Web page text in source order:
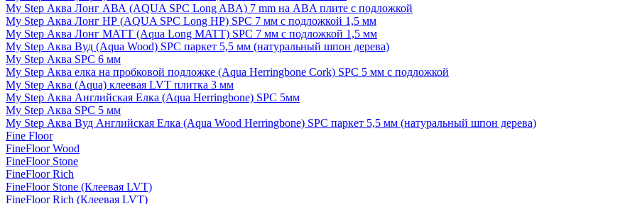
My Step Аква Лонг АВА (AQUA SPC Long ABA) 7 mm на ABA плите с подложкой
My Step Аква Лонг НР (AQUA SPC Long HP) SPC 7 мм с подложкой 1,5 мм
My Step Аква Лонг MATT (Aqua Long MATT) SPC 7 мм с подложкой 1,5 мм
My Step Аква Вуд (Aqua Wood) SPC паркет 5,5 мм (натуральный шпон дерева)
My Step Аква SPC 6 мм
My Step Аква елка на пробковой подложке (Aqua Herringbone Cork) SPC 5 мм с подложкой
My Step Аква (Aqua) клеевая LVT плитка 3 мм
My Step Аква Английская Елка (Aqua Herringbone) SPC 5мм
My Step Аква SPC 5 мм
My Step Аква Вуд Английская Елка (Aqua Wood Herringbone) SPC паркет 5,5 мм (натуральный шпон дерева)
Fine Floor
FineFloor Wood
FineFloor Stone
FineFloor Rich
FineFloor Stone (Клеевая LVT)
FineFloor Rich (Клеевая LVT)